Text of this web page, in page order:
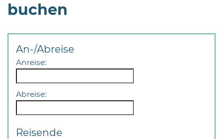
buchen
An-/Abreise
Anreise:
Abreise:
Reisende